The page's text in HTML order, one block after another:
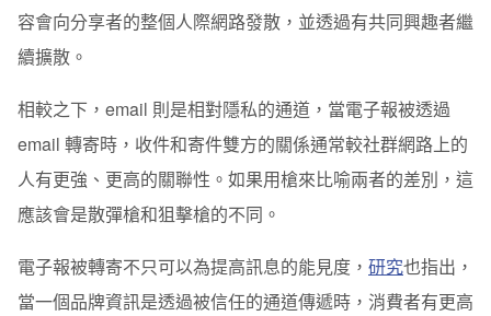
容會向分享者的整個人際網路發散，並透過有共同興趣者繼
續擴散。
相較之下，email 則是相對隱私的通道，當電子報被透過
email 轉寄時，收件和寄件雙方的關係通常較社群網路上的
人有更強、更高的關聯性。如果用槍來比喻兩者的差別，這
應該會是散彈槍和狙擊槍的不同。
電子報被轉寄不只可以為提高訊息的能見度， 研究也指出，
當一個品牌資訊是透過被信任的通道傳遞時，消費者有更高